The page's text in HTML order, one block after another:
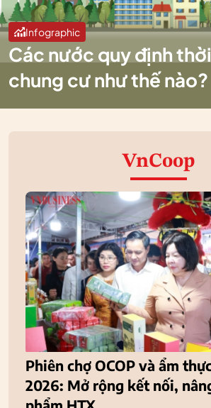
Infographic
Các nước quy định
chung cư như thế nào?
VnCoop
Phiên chợ OCOP và ẩm
2026: Mở rộng kết nối,